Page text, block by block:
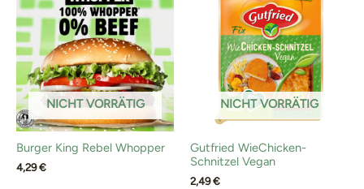
NICHT VORRÄTIG
Burger King Rebel Whopper
4,29€
NICHT VORRÄTIG
Gutfried WieChicken-
Schnitzel Vegan
2,49€